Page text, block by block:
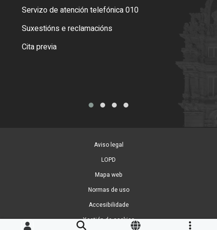
Servizo de atención telefónica 010
Suxestións e reclamacións
Cita previa
Aviso legal
LOPD
Mapa web
Normas de uso
Accesibilidade
Xestión de cookies